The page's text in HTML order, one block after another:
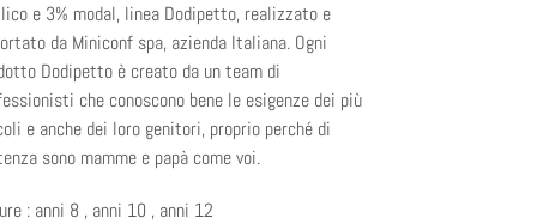
e 3% modal, linea Dodipetto, realizzato e
da Miniconf spa, azienda Italiana. Ogni
Dodipetto è creato da un team di
che conoscono bene le esigenze dei più
e anche dei loro genitori, proprio perché di
sono mamme e papà come voi.
: anni 8 , anni 10 , anni 12